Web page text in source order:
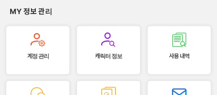
MY 정보 관리
계정 관리 캐릭터 정보 사용 내역